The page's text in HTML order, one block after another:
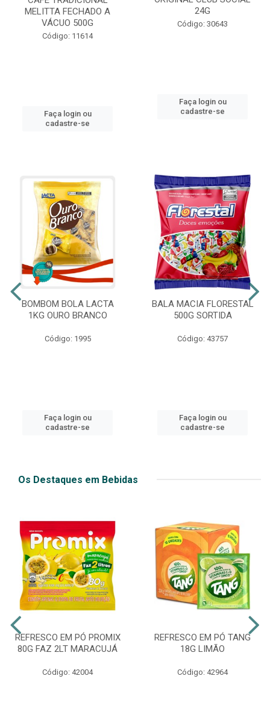
MELITTA FECHADO A
VÁCUO 500G
Código: 11614
Faça login ou
cadastre-se
24G
Código: 30643
Faça login ou
cadastre-se
BOMBOM BOLA LACTA
1KG OURO BRANCO
Código: 1995
Faça login ou
cadastre-se
BALA MACIA FLORESTAL
500G SORTIDA
Código: 43757
Faça login ou
cadastre-se
Os Destaques em Bebidas
REFRESCO EM PÓ PROMIX
80G FAZ 2LT MARACUJÁ
Código: 42004
REFRESCO EM PÓ TANG
18G LIMÃO
Código: 42964